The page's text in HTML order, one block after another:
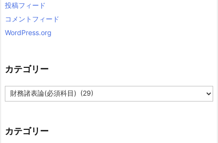
投稿フィード
コメントフィード
WordPress.org
カテゴリー
カ
テ
ー
カテゴリー